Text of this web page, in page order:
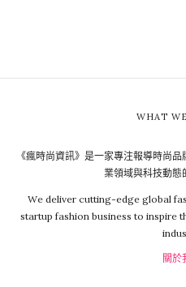
WHAT
《瘋時尚資訊》是一家專注報導時尚
業領域與科技動態
We deliver cutting-edge global
startup fashion business to inspire
關於